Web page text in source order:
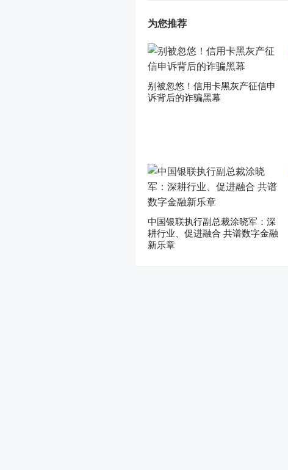
为您推荐
别被忽悠！信用卡黑灰产征信申
诉背后的诈骗黑幕
中国银联执行副总裁涂晓军：深
耕行业、促进融合 共谱数字金融
新乐章